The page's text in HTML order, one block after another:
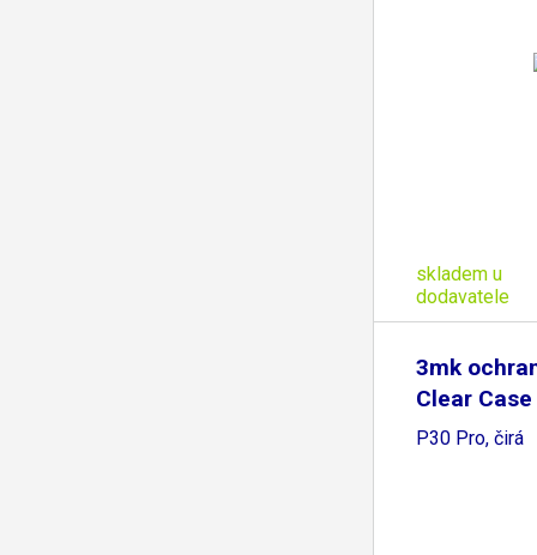
skladem u
dodavatele
3mk
Clear
P30 Pro, čirá